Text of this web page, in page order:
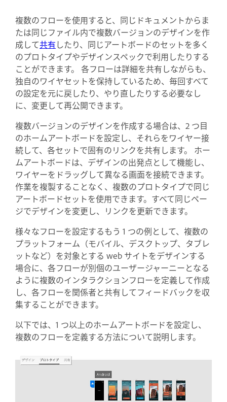
複数のフローを使用すると、同じドキュメントからま
たは同じファイル内で複数バージョンのデザインを作
成して共有したり、同じアートボードのセットを多く
のプロトタイプやデザインスペックで利用したりする
ことができます。 各フローは詳細を共有しながらも、
独自のワイヤセットを保持しているため、毎回すべて
の設定を元に戻したり、やり直したりする必要なし
に、変更して再公開できます。
複数バージョンのデザインを作成する場合は、2 つ目
のホームアートボードを設定し、それらをワイヤー接
続して、各セットで固有のリンクを共有します。 ホー
ムアートボードは、デザインの出発点として機能し、
ワイヤーをドラッグして異なる画面を接続できます。
作業を複製することなく、複数のプロトタイプで同じ
アートボードセットを使用できます。すべて同じペー
ジでデザインを変更し、リンクを更新できます。
様々なフローを設定するもう 1 つの例として、複数の
プラットフォーム（モバイル、デスクトップ、タブレ
ットなど）を対象とする web サイトをデザインする
場合に、各フローが別個のユーザージャーニーとなる
ように複数のインタラクションフローを定義して作成
し、各フローを関係者と共有してフィードバックを収
集することができます。
以下では、1 つ以上のホームアートボードを設定し、
複数のフローを定義する方法について説明します。